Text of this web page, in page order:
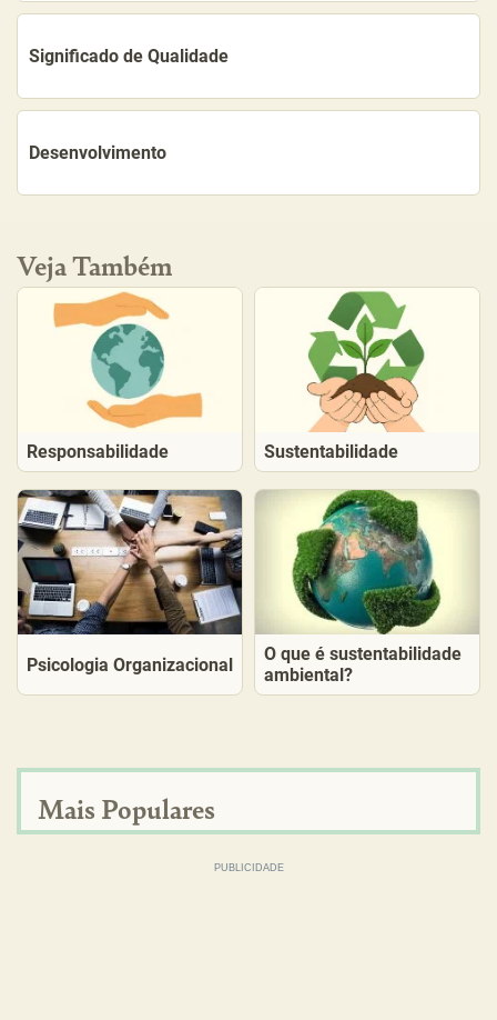
Significado de Qualidade
Desenvolvimento
Veja Também
Responsabilidade Sustentabilidade
Psicologia Organizacional
O que é sustentabilidade
ambiental?
Mais Populares